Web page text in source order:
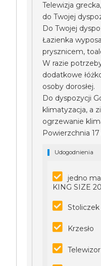
Telewizja
do Twojej
Do Twojej
Łazienka
prysznicem,
W razie
dodatkowe
osoby dorosłej.
Do dyspozycji
klimatyzacja, a
ogrzewanie
Powierzchnia 17
Udogodnienia
jedno
KING SIZE
Stoliczek
Krzesło